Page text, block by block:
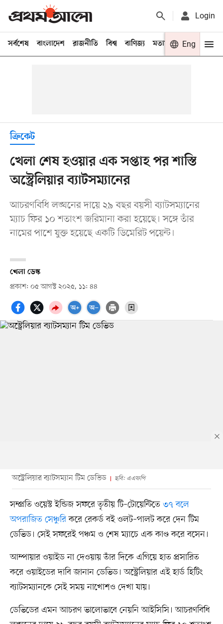
Login
সর্বশেষ বাংলাদেশ রাজনীতি বিশ্ব বাণিজ্য মতামত খেলা
Eng
ক্রিকেট
খেলা শেষ হওয়ার এক সপ্তাহ পর শাস্তি
অস্ট্রেলিয়ার ব্যাটসম্যানের
আচরণবিধি লঙ্ঘনের দায়ে ২৯ বছর বয়সী ব্যাটসম্যানের
ম্যাচ ফির ১০ শতাংশ জরিমানা করা হয়েছে। সঙ্গে তাঁর
নামের পাশে যুক্ত হয়েছে একটি ডিমেরিট পয়েন্ট।
খেলা ডেস্ক
প্রকাশ: ০৫ আগস্ট ২০২৫, ১১: ৪৪
অস্ট্রেলিয়ার ব্যাটসম্যান টিম ডেভিড ছবি: এএফপি
সম্প্রতি ওয়েস্ট ইন্ডিজ সফরে তৃতীয় টি–টোয়েন্টিতে ৩৭ বলে
অপরাজিত সেঞ্চুরিকরে রেকর্ড বই ওলট–পালট করে দেন টিম
ডেভিড। সেই সফরেই পঞ্চম ও শেষ ম্যাচে এক কাণ্ড করে বসেন।
আম্পায়ার ওয়াইড না দেওয়ায় তাঁর দিকে এগিয়ে হাত প্রসারিত
করে ওয়াইডের দাবি জানান ডেভিড। অস্ট্রেলিয়ার এই হার্ড হিটিং
ব্যাটসম্যানকে সেই সময় নাখোশও দেখা যায়।
ডেভিডের এমন আচরণ ভালোভাবে নেয়নি আইসিসি। আচরণবিধি